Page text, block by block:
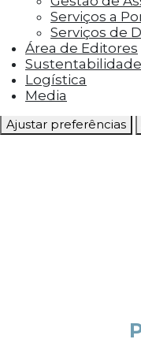
Cookies
Os cookies de
entregar aos
personalizados
visitaram antes e
campanha
Ajustar preferências
Serviços a
Serviços de
Área de Editores
Sustentabilidade
Logística
Media